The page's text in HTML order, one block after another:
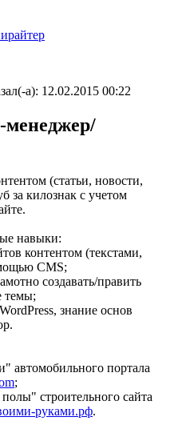
а): 12.02.2015 00:22
менеджер/
(статьи, новости,
за килознак с учетом
навыки:
контентом (текстами,
CMS;
создавать/править
темы;
знание основ
автомобильного портала
;
строительного сайта
руками.рф.